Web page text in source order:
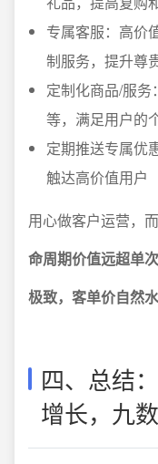
专属客服：高价
制服务，提升尊
定制化商品/服
等，满足用户的
定期推送专属优
触达高价值用户
用心做客户运营，
命周期价值远超单
极致，客单价自然
四、总结
增长，九